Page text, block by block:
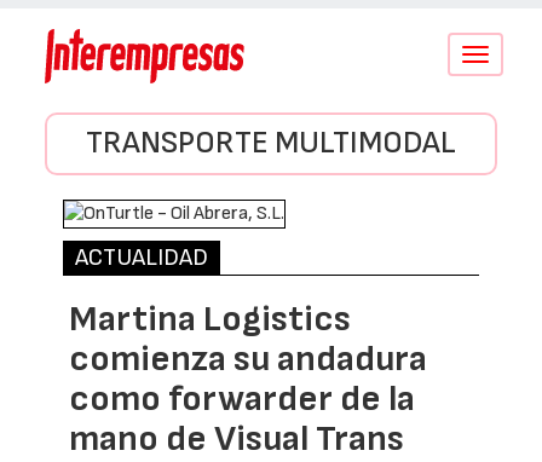
Conmutar
TRANSPORTE MULTIMODAL
ACTUALIDAD
Martina Logistics
comienza su andadura
como forwarder de la
mano de Visual Trans